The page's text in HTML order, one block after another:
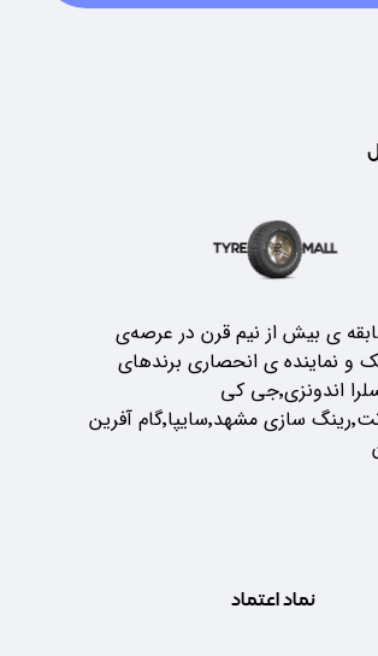
ی بیش از نیم قرن در عرصه‌ی
و نماینده ی انحصاری برندهای
کیان تایر٬اکسلرا اندونزی٬جی کی
هند٬لنوو٬اورنت٬رینگ سازی مشهد٬سایپا٬گام آفرین
نماد اعتماد